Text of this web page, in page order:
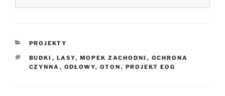
KATEGORIE
PROJEKTY
TAGI
BUDKI , LASY, MOPEK ZACHODNI , OCHRONA
CZYNNA , ODŁOWY, OTON , PROJEKT EOG